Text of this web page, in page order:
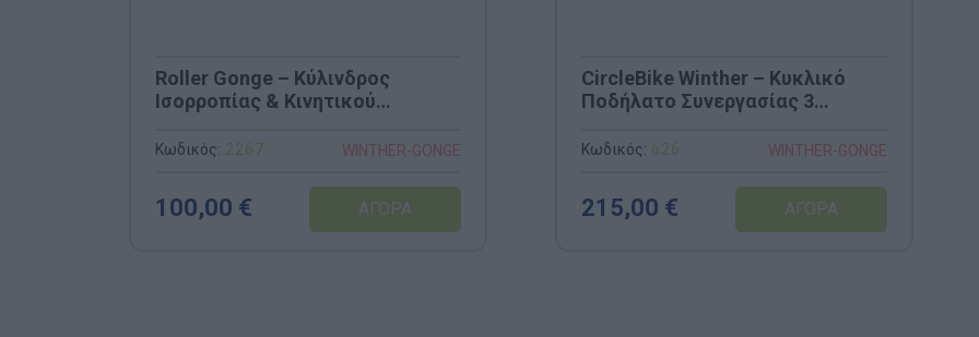
Roller Gonge – Κύλινδρος
Ισορροπίας & Κινητικού
Κωδικός: 2267 WINTHER-GONGE
100,00 €
CircleBike Winther – Κυκλικό
Ποδήλατο Συνεργασίας 3
Κωδικός: 626 WINTHER-GONGE
215,00 €